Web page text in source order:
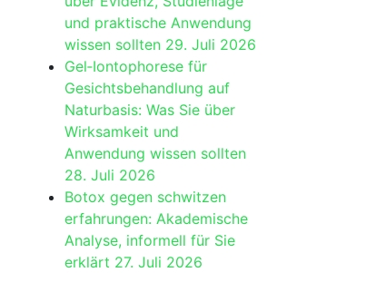
und praktische Anwendung
wissen sollten 29. Juli 2026
Gel‑Iontophorese für
Gesichtsbehandlung auf
Naturbasis: Was Sie über
Wirksamkeit und
Anwendung wissen sollten
28. Juli 2026
Botox gegen schwitzen
erfahrungen: Akademische
Analyse, informell für Sie
erklärt 27. Juli 2026